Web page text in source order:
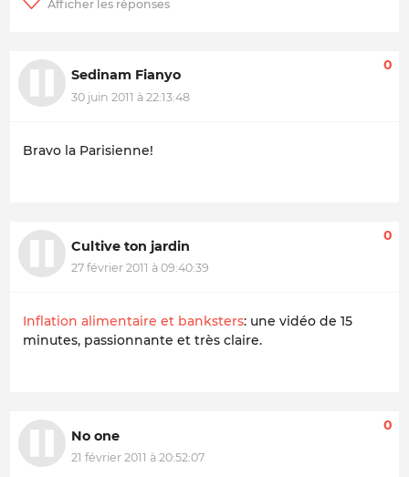
Sedinam Fianyo
30 juin 2011 à 22:13:48
0
Bravo la Parisienne!
Cultive ton jardin
27 février 2011 à 09:40:39
0
Inflation alimentaire et banksters: une vidéo de 15
minutes, passionnante et très claire.
No one
21 février 2011 à 20:52:07
0